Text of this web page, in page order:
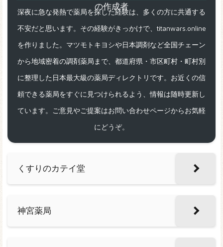
深夜に急な発熱で薬局を探した経験は、多くの方に共通する
不安だと思います。その経験がきっかけで、titanwars.online
を作りました。マツモトキヨシや日本調剤など全国チェーン
から地域密着の調剤薬局まで、都道府県・市区町村・町村別
に整理した日本最大級の薬局ディレクトリです。お近くの信
頼できる薬局をすぐに見つけられるよう、情報は随時更新し
ています。ご意見やご提案はお問い合わせページからお気軽
にどうぞ。
くすりのカテイ堂
神宮薬局